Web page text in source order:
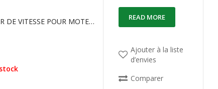
ESC80A CONTRÔLEUR DE VITESSE POUR MOTEUR BRUSHLESS READ MORE
Ajouter à la liste
d’envies
Comparer